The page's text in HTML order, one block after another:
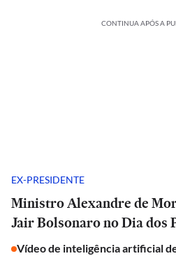
CONTINUA APÓS A
EX-PRESIDENTE
Ministro Alexandre de
Jair Bolsonaro no Dia dos
Vídeo de inteligência artificial